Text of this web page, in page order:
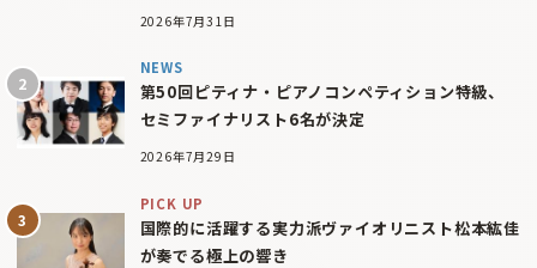
2026年7月31日
NEWS
第50回ピティナ・ピアノコンペティション特級、
セミファイナリスト6名が決定
2026年7月29日
PICK UP
国際的に活躍する実力派ヴァイオリニスト松本紘佳
が奏でる極上の響き